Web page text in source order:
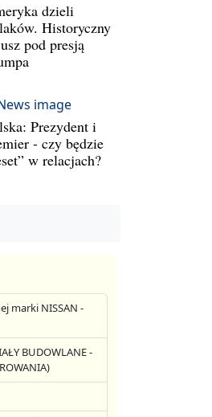
dzieli
Historyczny
pod presją
Prezydent i
- czy będzie
w relacjach?
marki NISSAN -
BUDOWLANE -